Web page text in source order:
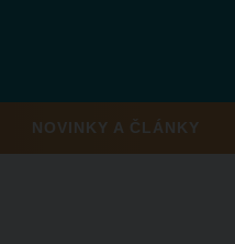
NOVINKY A ČLÁNKY